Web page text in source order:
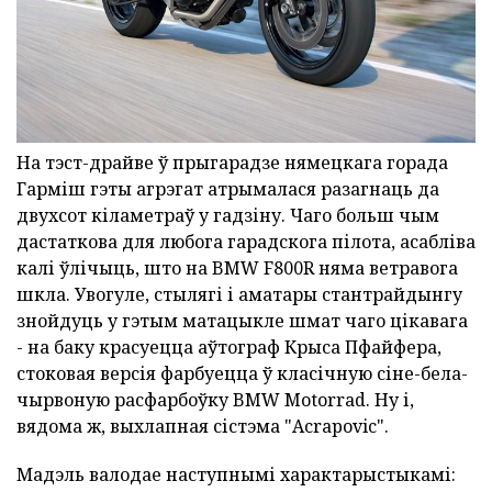
На тэст-драйве ў прыгарадзе нямецкага горада
Гарміш гэты агрэгат атрымалася разагнаць да
двухсот кіламетраў у гадзіну. Чаго больш чым
дастаткова для любога гарадскога пілота, асабліва
калі ўлічыць, што на BMW F800R няма ветравога
шкла. Увогуле, стылягі і аматары стантрайдынгу
знойдуць у гэтым матацыкле шмат чаго цікавага
- на баку красуецца аўтограф Крыса Пфайфера,
стоковая версія фарбуецца ў класічную сіне-бела-
чырвоную расфарбоўку BMW Motorrad. Ну і,
вядома ж, выхлапная сістэма "Acrapovic".
Мадэль валодае наступнымі характарыстыкамі: